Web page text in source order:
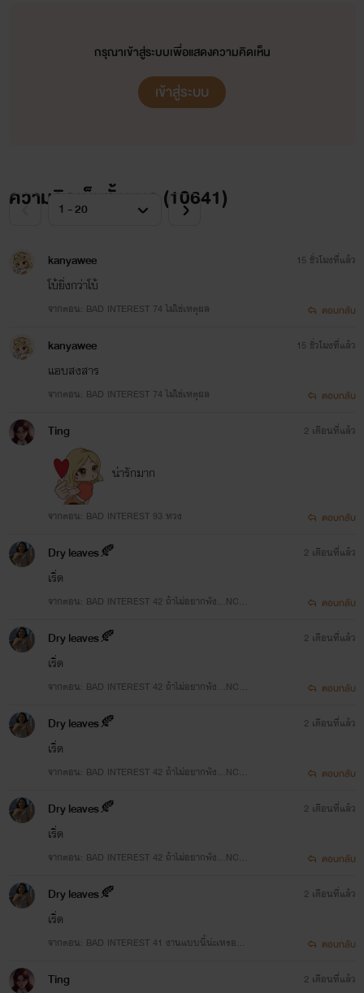
กรุณาเข้าสู่ระบบเพื่อแสดงความคิดเห็น
เข้าสู่ระบบ
ความคิดเห็นทั้งหมด (10641)
kanyawee
โบ้ยิ่งกว่าโบ้
จากตอน: BAD INTEREST 74 ไม่ใช่เหตุผล
15 ชั่วโมงที่แล้ว
ตอบกลับ
kanyawee
แอบสงสาร
จากตอน: BAD INTEREST 74 ไม่ใช่เหตุผล
15 ชั่วโมงที่แล้ว
ตอบกลับ
Ting
น่ารักมาก
จากตอน: BAD INTEREST 93 หวง
2 เดือนที่แล้ว
ตอบกลับ
Dry leaves🍂
เริ่ด
จากตอน: BAD INTEREST 42 ถ้าไม่อยากพัง...NC20
2 เดือนที่แล้ว
ตอบกลับ
Dry leaves🍂
เริ่ด
จากตอน: BAD INTEREST 42 ถ้าไม่อยากพัง...NC20
2 เดือนที่แล้ว
ตอบกลับ
Dry leaves🍂
เริ่ด
จากตอน: BAD INTEREST 42 ถ้าไม่อยากพัง...NC20
2 เดือนที่แล้ว
ตอบกลับ
Dry leaves🍂
เริ่ด
จากตอน: BAD INTEREST 42 ถ้าไม่อยากพัง...NC20
2 เดือนที่แล้ว
ตอบกลับ
Dry leaves🍂
เริ่ด
จากตอน: BAD INTEREST 41 งานแบบนี้น่ะเหรอ...
2 เดือนที่แล้ว
ตอบกลับ
Ting 2 เดือนที่แล้ว